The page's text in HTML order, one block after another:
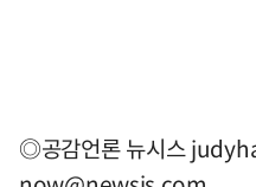
◎공감언론 뉴시스